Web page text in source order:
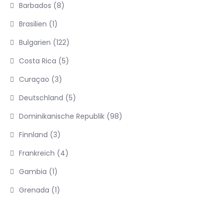
Barbados (8)
Brasilien (1)
Bulgarien (122)
Costa Rica (5)
Curaçao (3)
Deutschland (5)
Dominikanische Republik (98)
Finnland (3)
Frankreich (4)
Gambia (1)
Grenada (1)